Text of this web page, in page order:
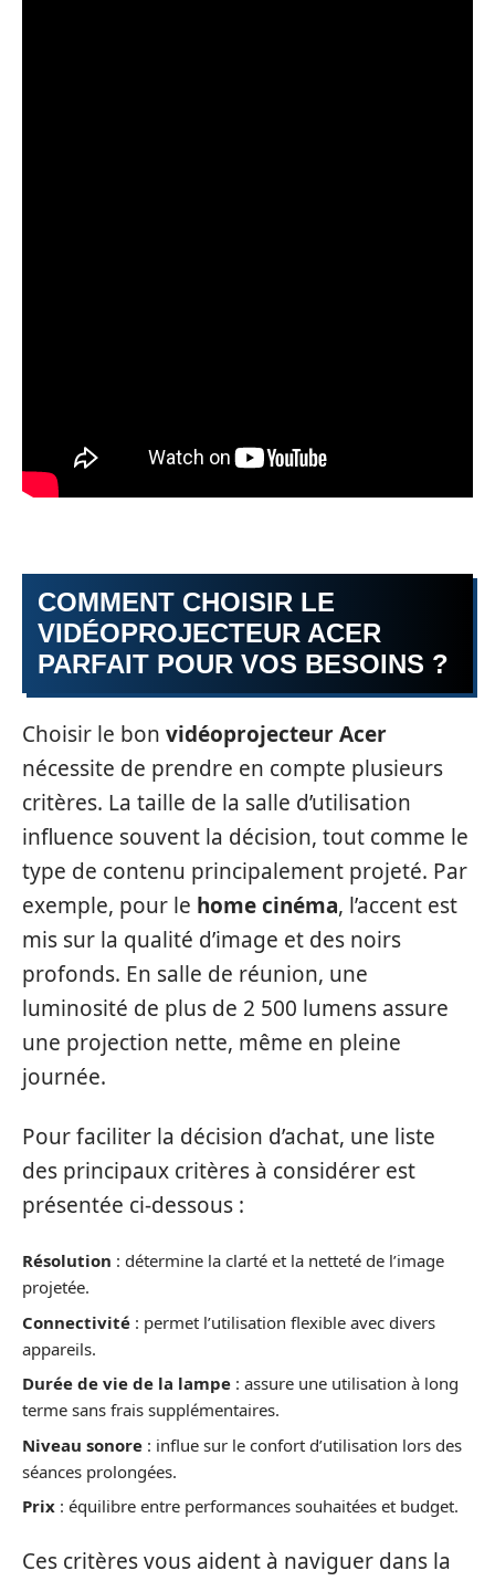
COMMENT CHOISIR LE
VIDÉOPROJECTEUR ACER
PARFAIT POUR VOS BESOINS ?
Choisir le bon vidéoprojecteur Acer
nécessite de prendre en compte plusieurs
critères. La taille de la salle d’utilisation
influence souvent la décision, tout comme le
type de contenu principalement projeté. Par
exemple, pour le home cinéma, l’accent est
mis sur la qualité d’image et des noirs
profonds. En salle de réunion, une
luminosité de plus de 2 500 lumens assure
une projection nette, même en pleine
journée.
Pour faciliter la décision d’achat, une liste
des principaux critères à considérer est
présentée ci-dessous :
Résolution : détermine la clarté et la netteté de l’image
projetée.
Connectivité : permet l’utilisation flexible avec divers
appareils.
Durée de vie de la lampe : assure une utilisation à long
terme sans frais supplémentaires.
Niveau sonore : influe sur le confort d’utilisation lors des
séances prolongées.
Prix : équilibre entre performances souhaitées et budget.
Ces critères vous aident à naviguer dans la